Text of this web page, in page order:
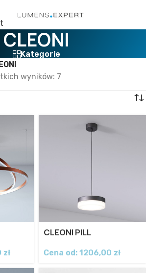
CLEONI
Kategorie
wyników: 7
zł
CLEONI PILL
Cena od: 1206,00 zł